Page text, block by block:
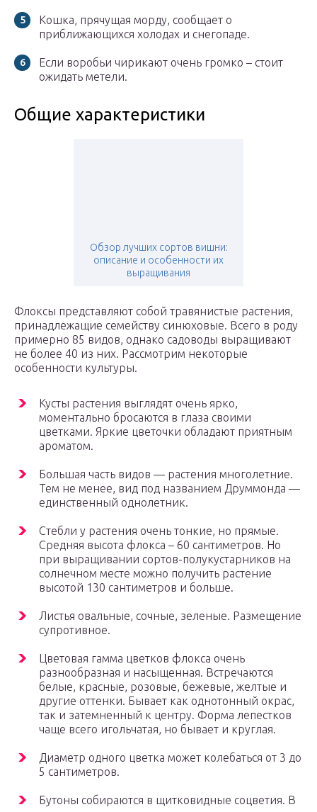
Кошка, прячущая морду, сообщает о
приближающихся холодах и снегопаде.
Если воробьи чирикают очень громко – стоит
ожидать метели.
Общие характеристики
Обзор лучших сортов вишни:
описание и особенности их
выращивания
Флоксы представляют собой травянистые растения,
принадлежащие семейству синюховые. Всего в роду
примерно 85 видов, однако садоводы выращивают
не более 40 из них. Рассмотрим некоторые
особенности культуры.
Кусты растения выглядят очень ярко,
моментально бросаются в глаза своими
цветками. Яркие цветочки обладают приятным
ароматом.
Большая часть видов — растения многолетние.
Тем не менее, вид под названием Друммонда —
единственный однолетник.
Стебли у растения очень тонкие, но прямые.
Средняя высота флокса – 60 сантиметров. Но
при выращивании сортов-полукустарников на
солнечном месте можно получить растение
высотой 130 сантиметров и больше.
Листья овальные, сочные, зеленые. Размещение
супротивное.
Цветовая гамма цветков флокса очень
разнообразная и насыщенная. Встречаются
белые, красные, розовые, бежевые, желтые и
другие оттенки. Бывает как однотонный окрас,
так и затемненный к центру. Форма лепестков
чаще всего игольчатая, но бывает и круглая.
Диаметр одного цветка может колебаться от 3 до
5 сантиметров.
Бутоны собираются в щитковидные соцветия. В